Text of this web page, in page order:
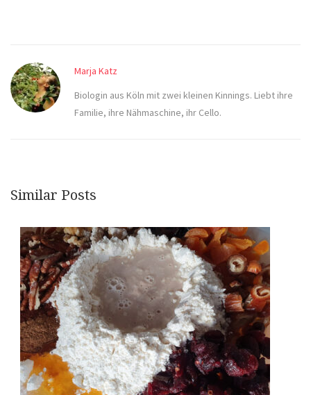
Marja Katz
Biologin aus Köln mit zwei kleinen Kinnings. Liebt ihre
Familie, ihre Nähmaschine, ihr Cello.
Similar Posts